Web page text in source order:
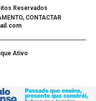
Reservados
CONTACTAR
Ativo